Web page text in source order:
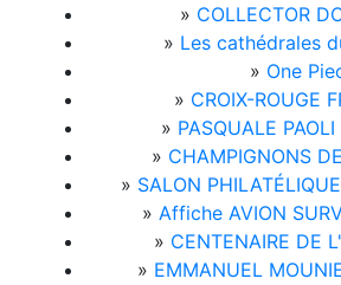
» COLLECTOR
» Les cathédrales
» One
» CROIX-ROUGE
» PASQUALE
» CHAMPIGNONS
» SALON
» Affiche AVION
» CENTENAIRE DE
» EMMANUEL